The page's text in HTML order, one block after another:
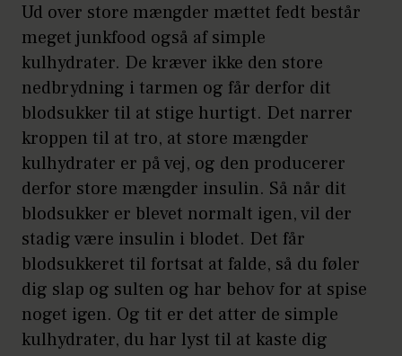
Ud over store mængder mættet fedt består
meget junkfood også af simple
kulhydrater. De kræver ikke den store
nedbrydning i tarmen og får derfor dit
blodsukker til at stige hurtigt. Det narrer
kroppen til at tro, at store mængder
kulhydrater er på vej, og den producerer
derfor store mængder insulin. Så når dit
blodsukker er blevet normalt igen, vil der
stadig være insulin i blodet. Det får
blodsukkeret til fortsat at falde, så du føler
dig slap og sulten og har behov for at spise
noget igen. Og tit er det atter de simple
kulhydrater, du har lyst til at kaste dig